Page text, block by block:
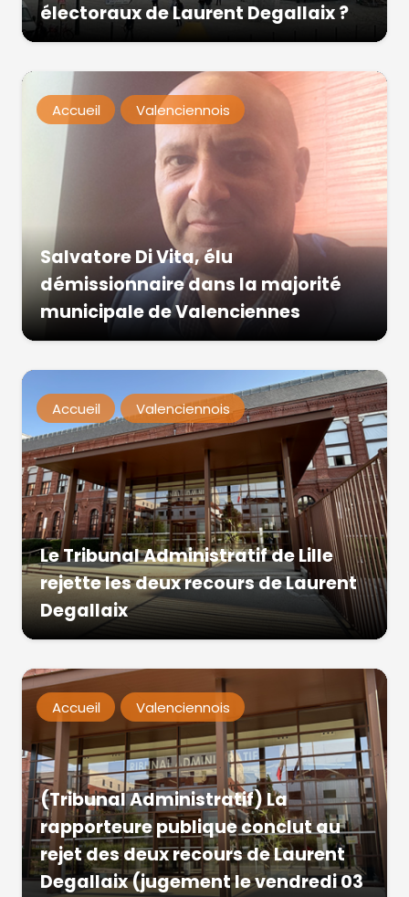
électoraux de Laurent Degallaix ?
Accueil Valenciennois
Salvatore Di Vita, élu
démissionnaire dans la majorité
municipale de Valenciennes
Accueil Valenciennois
Le Tribunal Administratif de Lille
rejette les deux recours de Laurent
Degallaix
Accueil Valenciennois
(Tribunal Administratif) La
rapporteure publique conclut au
rejet des deux recours de Laurent
Degallaix (jugement le vendredi 03